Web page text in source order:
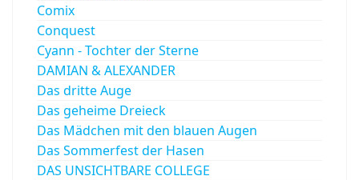
Comix
Conquest
Cyann - Tochter der Sterne
DAMIAN & ALEXANDER
Das dritte Auge
Das geheime Dreieck
Das Mädchen mit den blauen Augen
Das Sommerfest der Hasen
DAS UNSICHTBARE COLLEGE